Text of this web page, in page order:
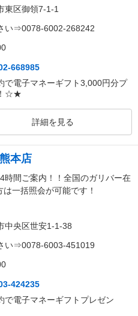
東区御領7-1-1
い⇒0078-6002-268242
668985
電子マネーギフト3,000円分プ
☆★
詳細を見る
本店
時間ご案内！！全国のガリバー在
は一括照会が可能です！
中央区世安1-1-38
い⇒0078-6003-451019
424235
電子マネーギフトプレゼン